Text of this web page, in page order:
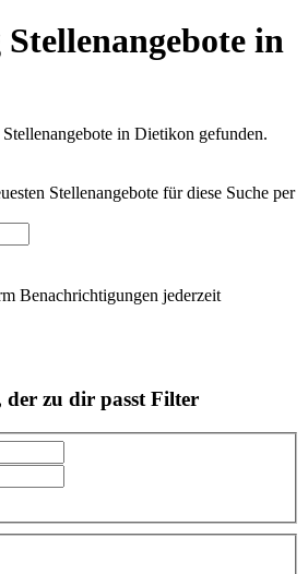
in
in Dietikon gefunden.
Stellenangebote für diese Suche per
Benachrichtigungen jederzeit
zu dir passt Filter